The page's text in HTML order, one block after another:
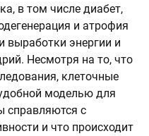
в том числе диабет,
и атрофия
энергии и
Несмотря на то, что
клеточные
моделью для
справляются с
и что происходит